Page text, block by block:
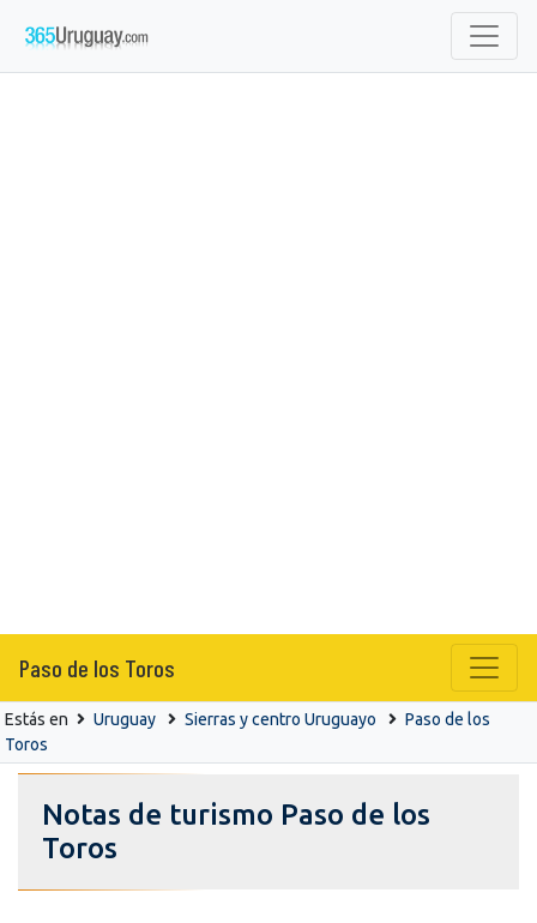
Paso de los Toros
Estás en Uruguay Sierras y centro Uruguayo
Paso de los
Toros
Notas de turismo Paso de los
Toros